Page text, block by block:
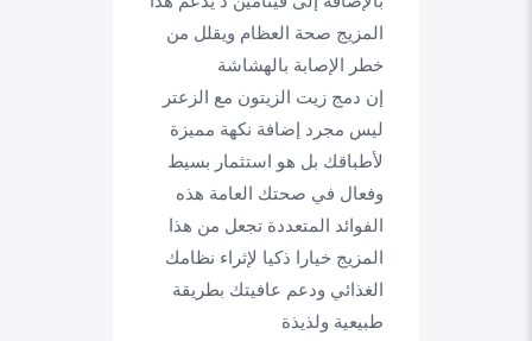
المزيج صحة العظام ويقلل من
خطر الإصابة بالهشاشة
إن دمج زيت الزيتون مع الزعتر
ليس مجرد إضافة نكهة مميزة
لأطباقك بل هو استثمار بسيط
وفعال في صحتك العامة هذه
الفوائد المتعددة تجعل من هذا
المزيج خيارا ذكيا لإثراء نظامك
الغذائي ودعم عافيتك بطريقة
طبيعية ولذيذة